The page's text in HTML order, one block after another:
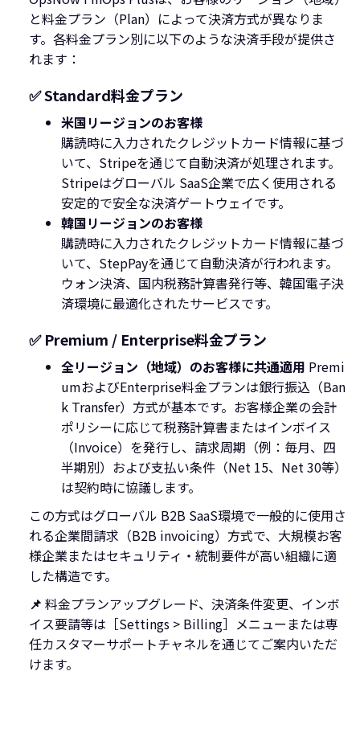
と料金プラン（Plan）によって決済方式が異なりま
す。各料金プラン別に以下のような決済手段が提供さ
れます：
✅ Standard料金プラン
米国リージョンのお客様
購読時に入力されたクレジットカード情報に基づ
いて、Stripeを通じて自動決済が処理されます。
Stripeはグローバル SaaS企業で広く使用される
安定的で安全な決済ゲートウェイです。
韓国リージョンのお客様
購読時に入力されたクレジットカード情報に基づ
いて、StepPayを通じて自動決済が行われます。
ウォン決済、国内税務計算書発行等、韓国電子決
済環境に最適化されたサービスです。
✅ Premium / Enterprise料金プラン
全リージョン（地域）のお客様に共通適用 Premi
umおよびEnterprise料金プランは銀行振込（Ban
k Transfer）方式が基本です。お客様企業の会計
ポリシーに応じて税務計算書またはインボイス
（Invoice）を発行し、請求周期（例：毎月、四
半期別）および支払い条件（Net 15、Net 30等）
は契約時に協議します。
この方式はグローバル B2B SaaS環境で一般的に使用さ
れる企業間請求（B2B invoicing）方式で、大規模お客
様企業またはセキュリティ・統制要件が高い組織に適
した構造です。
📌 料金プランアップグレード、決済条件変更、インボ
イス要請等は［Settings > Billing］メニューまたは専
任カスタマーサポートチャネルを通じてご案内いただ
けます。